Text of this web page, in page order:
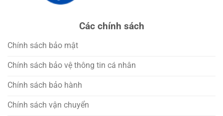
Các chính sách
Chính sách bảo mật
Chính sách bảo vệ thông tin cá nhân
Chính sách bảo hành
Chính sách vận chuyển